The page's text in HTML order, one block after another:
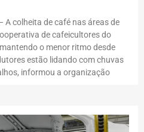
A colheita de café nas áreas de
de cafeicultores do
o menor ritmo desde
estão lidando com chuvas
informou a organização